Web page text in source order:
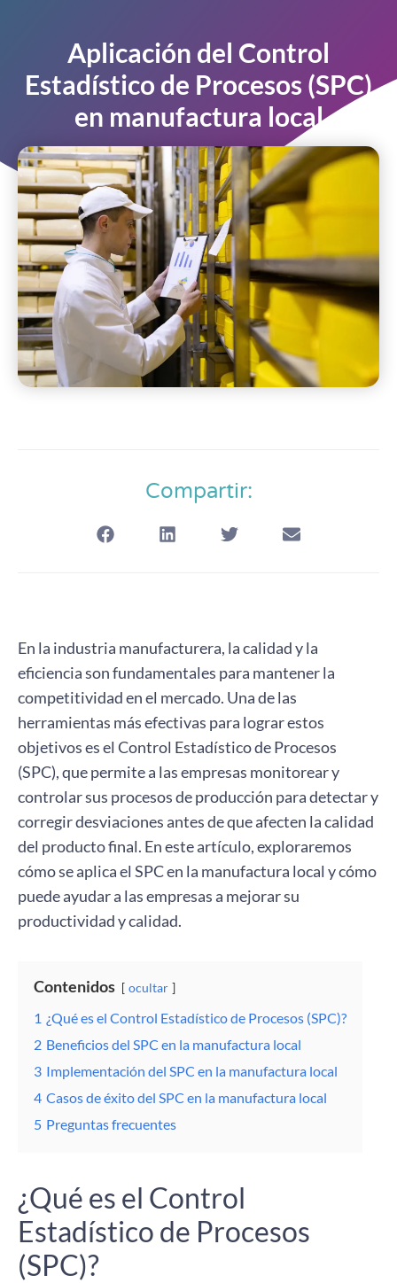
Aplicación del Control
Estadístico de Procesos (SPC)
en manufactura local
Compartir:
En la industria manufacturera, la calidad y la
eficiencia son fundamentales para mantener la
competitividad en el mercado. Una de las
herramientas más efectivas para lograr estos
objetivos es el Control Estadístico de Procesos
(SPC), que permite a las empresas monitorear y
controlar sus procesos de producción para detectar y
corregir desviaciones antes de que afecten la calidad
del producto final. En este artículo, exploraremos
cómo se aplica el SPC en la manufactura local y cómo
puede ayudar a las empresas a mejorar su
productividad y calidad.
Contenidos ocultar
1 ¿Qué es el Control Estadístico de Procesos (SPC)?
2 Beneficios del SPC en la manufactura local
3 Implementación del SPC en la manufactura local
4 Casos de éxito del SPC en la manufactura local
5 Preguntas frecuentes
¿Qué es el Control
Estadístico de Procesos
(SPC)?